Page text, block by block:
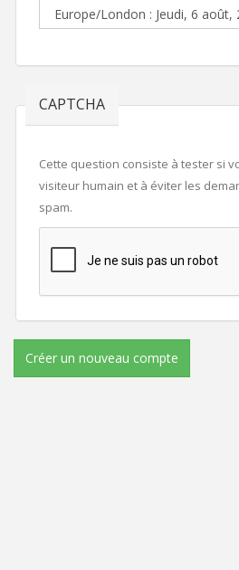
CAPTCHA
Cette question consiste à tester si
visiteur humain et à éviter les
spam.
Créer un nouveau compte